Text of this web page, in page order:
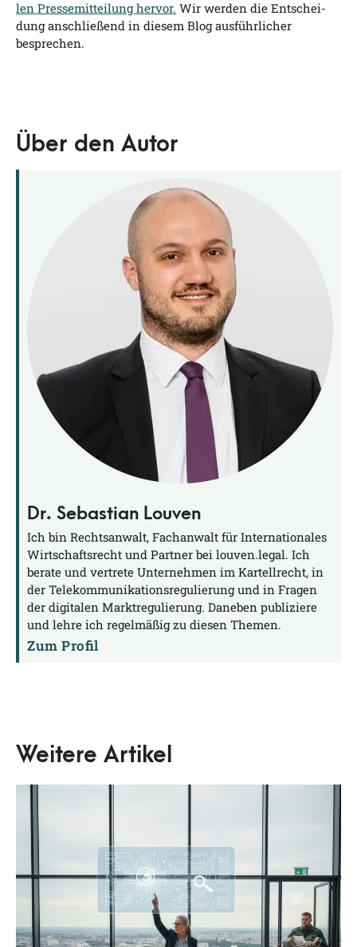
len Pres­se­mit­tei­lung her­vor. Wir wer­den die Ent­schei­
dung anschlie­ßend in die­sem Blog aus­führ­li­cher
besprechen.
Über den Autor
Dr. Sebastian Louven
Ich bin Rechtsanwalt, Fachanwalt für Internationales
Wirtschaftsrecht und Partner bei louven.legal. Ich
berate und vertrete Unternehmen im Kartellrecht, in
der Telekommunikationsregulierung und in Fragen
der digitalen Marktregulierung. Daneben publiziere
und lehre ich regelmäßig zu diesen Themen.
Zum Profil
Weitere Artikel